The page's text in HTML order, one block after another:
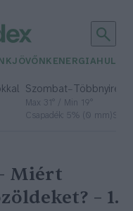
JÖVŐNK ENERGIA
Szombat– Többnyire
Max 31° / Min 19°
Csapadék: 5% (0 mm)
Miért
– 1.